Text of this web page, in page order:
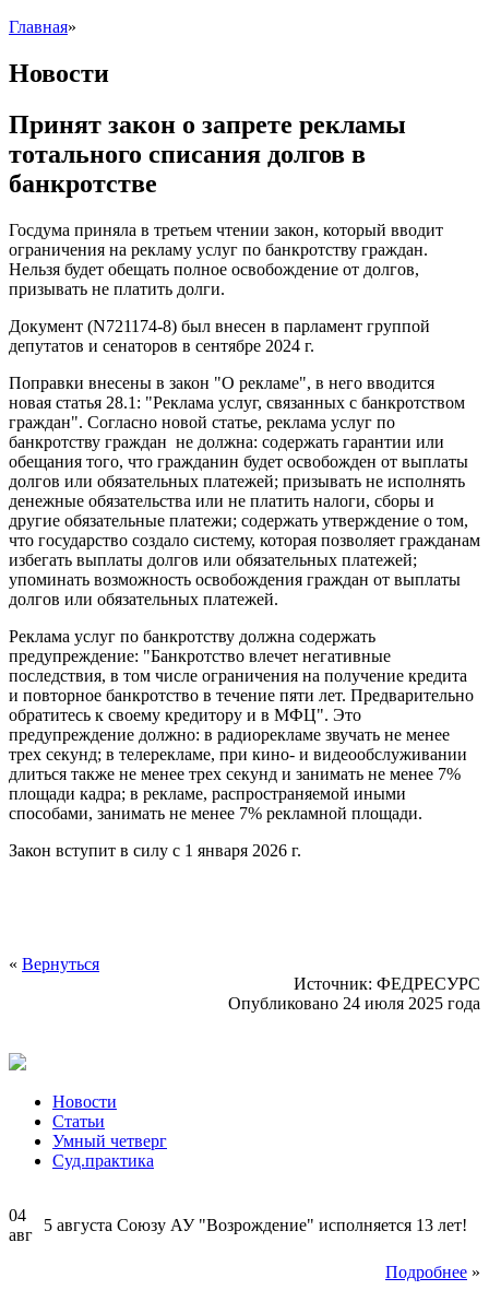
Главная»
Новости
Принят закон о запрете рекламы
тотального списания долгов в
банкротстве
Госдума приняла в третьем чтении закон, который вводит
ограничения на рекламу услуг по банкротству граждан.
Нельзя будет обещать полное освобождение от долгов,
призывать не платить долги.
Документ (N721174-8) был внесен в парламент группой
депутатов и сенаторов в сентябре 2024 г.
Поправки внесены в закон "О рекламе", в него вводится
новая статья 28.1: "Реклама услуг, связанных с банкротством
граждан". Согласно новой статье, реклама услуг по
банкротству граждан не должна: содержать гарантии или
обещания того, что гражданин будет освобожден от выплаты
долгов или обязательных платежей; призывать не исполнять
денежные обязательства или не платить налоги, сборы и
другие обязательные платежи; содержать утверждение о том,
что государство создало систему, которая позволяет гражданам
избегать выплаты долгов или обязательных платежей;
упоминать возможность освобождения граждан от выплаты
долгов или обязательных платежей.
Реклама услуг по банкротству должна содержать
предупреждение: "Банкротство влечет негативные
последствия, в том числе ограничения на получение кредита
и повторное банкротство в течение пяти лет. Предварительно
обратитесь к своему кредитору и в МФЦ". Это
предупреждение должно: в радиорекламе звучать не менее
трех секунд; в телерекламе, при кино- и видеообслуживании
длиться также не менее трех секунд и занимать не менее 7%
площади кадра; в рекламе, распространяемой иными
способами, занимать не менее 7% рекламной площади.
Закон вступит в силу с 1 января 2026 г.
« Вернуться
Источник: ФЕДРЕСУРС
Опубликовано 24 июля 2025 года
Новости
Статьи
Умный четверг
Суд.практика
04
авг
5 августа Союзу АУ "Возрождение" исполняется 13 лет!
Подробнее »